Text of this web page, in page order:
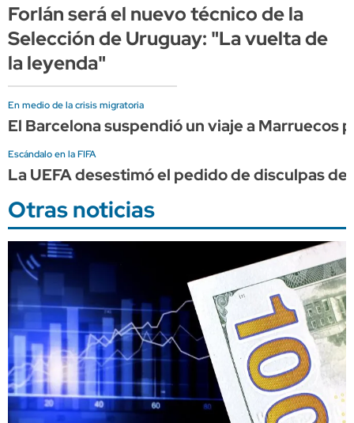
Forlán será el nuevo técnico de la
Selección de Uruguay: "La vuelta de
la leyenda"
En medio de la crisis migratoria
El Barcelona suspendió un viaje a Marruecos
Escándalo en la FIFA
La UEFA desestimó el pedido de disculpas
Otras noticias